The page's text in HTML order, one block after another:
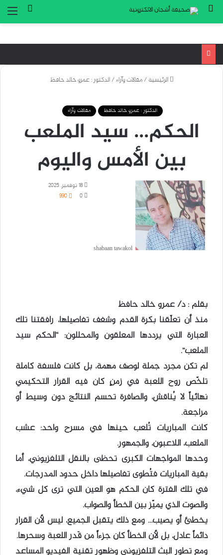
بحث عن
الرئيسية / مقالات وآراء/ الدكتور : عمرو خالد حافظ
الدكتور : عمرو خالد حافظ مقالات وآراء
الحكم… سيد الملعب
بين الأمس واليوم
shabaan tawakol
18 نوفمبر، 2025
0
990
بقلم : د/ عمرو خالد حافظ
منذ أن تعلّقنا بكرة القدم وشغف تفاصيلها، رافقتنا تلك
العبارة التي يرددها المعلقون والمحللون: “الحكم سيد
الملعب”.
لم تكن مجرد جملة لوصف مهمة، بل كانت فلسفة كاملة
تلخّص روح اللعبة في زمنٍ كان فيه القرار التحكيمي
نهائياً لا يُناقش، والصافرة تحسم النتائج دون وسيط أو
مراجعة.
كانت المباريات تُلعب حينها في مسرح واحد: عشب
الملعب، اللاعبون، والجمهور.
وحدها المواجهات الكبرى تحظى بالنقل التلفزيوني، أما
بقية المباريات فتُطوى تفاصيلها داخل حدود المدرجات.
في تلك الفترة كان الحكم هو العين التي ترى كل شيء،
والصوت الذي يميّز بين الخطأ والصواب.
يخطئ أو يصيب… ومع ذلك يتقبل الجميع، ليس لأن القرار
دائماً عادل، بل لأن الخطأ كان جزءاً من قَدر اللعبة وسحرها.
ومع تطور البث التلفزيوني وظهور تقنية الفيديو المساعد